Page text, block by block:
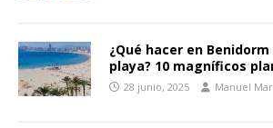
¿Qué hacer en
playa? 10 magníficos
28 junio, 2025 Manuel